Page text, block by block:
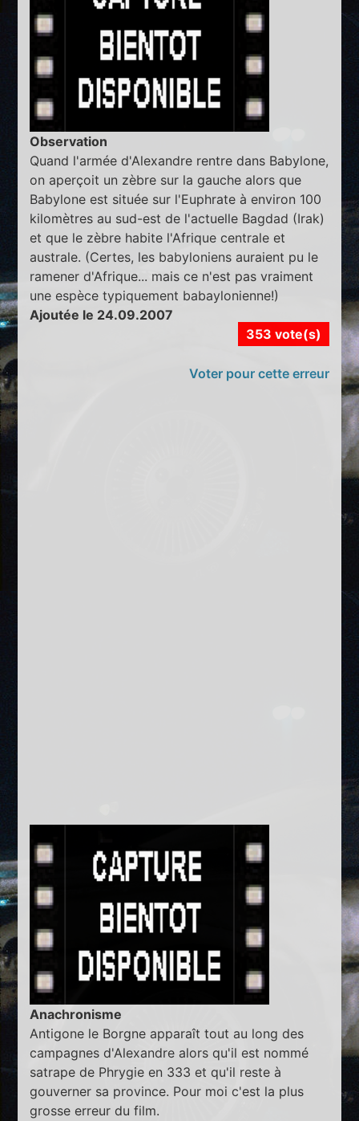
Observation
Quand l'armée d'Alexandre rentre dans Babylone,
on aperçoit un zèbre sur la gauche alors que
Babylone est située sur l'Euphrate à environ 100
kilomètres au sud-est de l'actuelle Bagdad (Irak)
et que le zèbre habite l'Afrique centrale et
australe. (Certes, les babyloniens auraient pu le
ramener d'Afrique... mais ce n'est pas vraiment
une espèce typiquement babaylonienne!)
Ajoutée le 24.09.2007
353 vote(s)
Voter pour cette erreur
Anachronisme
Antigone le Borgne apparaît tout au long des
campagnes d'Alexandre alors qu'il est nommé
satrape de Phrygie en 333 et qu'il reste à
gouverner sa province. Pour moi c'est la plus
grosse erreur du film.